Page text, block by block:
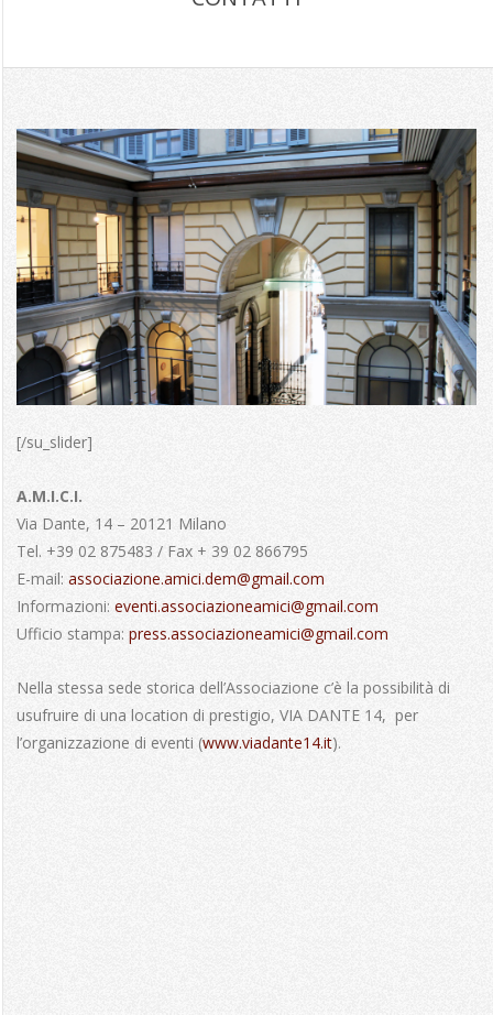
C
O
N
T
A
T
T
[/su_slider]
A.M.I.C.I.
Via Dante, 14 – 20121 Milano
Tel. +39 02 875483 / Fax + 39 02 866795
E-mail: associazione.amici.dem@gmail.com
Informazioni: eventi.associazioneamici@gmail.com
Ufficio stampa: press.associazioneamici@gmail.com
Nella stessa sede storica dell’Associazione c’è la possibilità di
usufruire di una location di prestigio, VIA DANTE 14, per
l’organizzazione di eventi (www.viadante14.it).